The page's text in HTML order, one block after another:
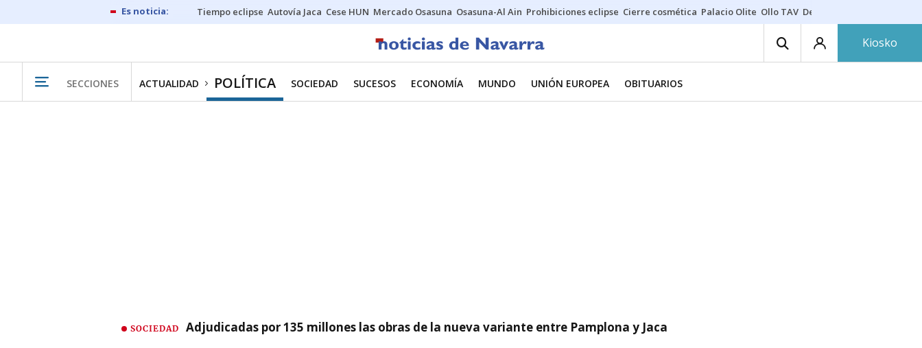
Tiempo eclipse Autovía Jaca Cese HUN Mercado Osasuna Osasuna-Al Ain Prohibiciones eclipse Cierre cosmética Palacio Olite Ollo TAV Derrama vecinos
Kiosko
SECCIONES ACTUALIDAD POLÍTICA SOCIEDAD SUCESOS ECONOMÍA MUNDO UNIÓN EUROPEA OBITUARIOS
SOCIEDAD Adjudicadas por 135 millones las obras de la nueva variante entre Pamplona y Jaca